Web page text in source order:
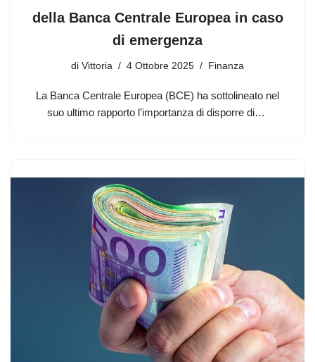
della Banca Centrale Europea in caso
di emergenza
di Vittoria 4 Ottobre 2025 Finanza
La Banca Centrale Europea (BCE) ha sottolineato nel
suo ultimo rapporto l’importanza di disporre di…